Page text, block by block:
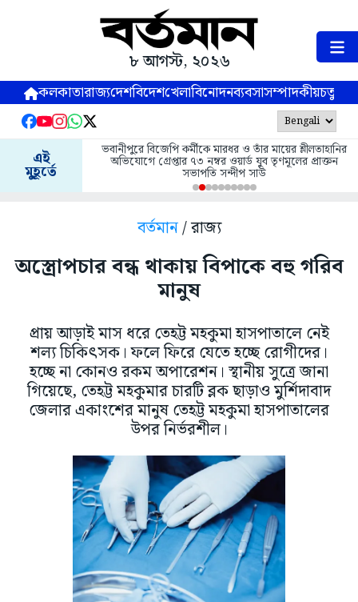
৮ আগস্ট, ২০২৬
কলকাতারাজ্যদেশবিদেশখেলাবিনোদনব্যবসাসম্পাদকীয়
এই
মুহূর্তে
ভবানীপুরে বিজেপি কর্মীকে মারধর ও তাঁর মায়ের শ্লীলতাহানির
অভিযোগে গ্রেপ্তার ৭৩ নম্বর ওয়ার্ড যুব তৃণমূলের প্রাক্তন
সভাপতি সন্দীপ সাউ
বর্তমান/ রাজ্য
অস্ত্রোপচার বন্ধ থাকায় বিপাকে বহু গরিব
মানুষ
প্রায় আড়াই মাস ধরে তেহট্ট মহকুমা হাসপাতালে নেই
শল্য চিকিৎসক। ফলে ফিরে যেতে হচ্ছে রোগীদের।
হচ্ছে না কোনও রকম অপারেশন। স্থানীয় সুত্রে জানা
গিয়েছে, তেহট্ট মহকুমার চারটি ব্লক ছাড়াও মুর্শিদাবাদ
জেলার একাংশের মানুষ তেহট্ট মহকুমা হাসপাতালের
উপর নির্ভরশীল।